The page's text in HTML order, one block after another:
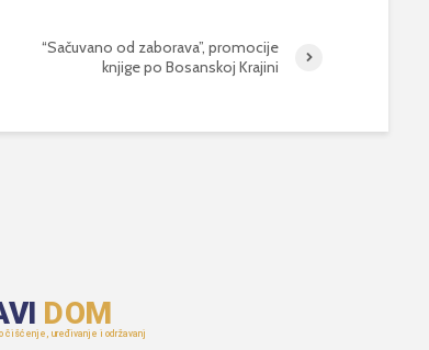
“Sačuvano od zaborava”, promocije
knjige po Bosanskoj Krajini